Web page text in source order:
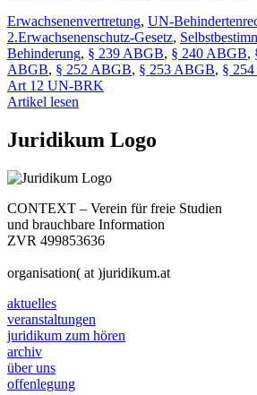
Erwachsenenvertretung, UN-
2.Erwachsenenschutz-Gesetz,
Behinderung, § 239 ABGB, § 240 ABGB,
ABGB, § 252 ABGB, § 253 ABGB, §
Art 12 UN-BRK
Artikel lesen
Juridikum Logo
CONTEXT – Verein für freie Studien
und brauchbare Information
ZVR 499853636
organisation( at )juridikum.at
aktuelles
veranstaltungen
juridikum zum hören
archiv
über uns
offenlegung